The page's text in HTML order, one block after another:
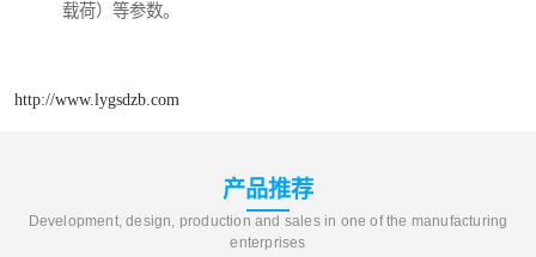
载荷）等参数。
http://www.lygsdzb.com
产品推荐
Development, design, production and sales in one of the manufacturing
enterprises